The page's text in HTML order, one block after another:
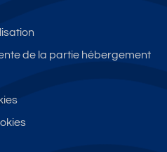
de la partie hébergement